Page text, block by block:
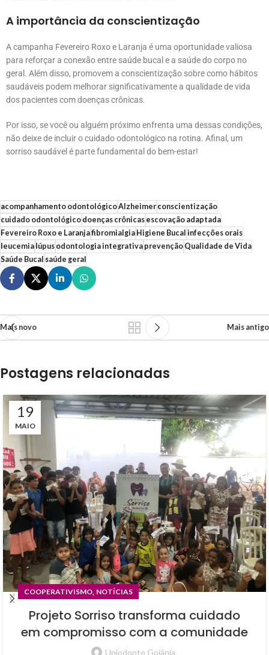
A importância da conscientização
A campanha Fevereiro Roxo e Laranja é uma oportunidade valiosa
para reforçar a conexão entre saúde bucal e a saúde do corpo no
geral. Além disso, promovem a conscientização sobre como hábitos
saudáveis podem melhorar significativamente a qualidade de vida
dos pacientes com doenças crônicas.
Por isso, se você ou alguém próximo enfrenta uma dessas condições,
não deixe de incluir o cuidado odontológico na rotina. Afinal, um
sorriso saudável é parte fundamental do bem-estar!
acompanhamento odontológicoAlzheimerconscientização
cuidado odontológicodoenças crônicasescovação adaptada
Fevereiro Roxo e LaranjafibromialgiaHigiene Bucal infecções orais
leucemialúpusodontologia integrativaprevençãoQualidade de Vida
Saúde Bucal saúde geral
Mais novo Mais antigo
Postagens relacionadas
19
MAIO
COOPERATIVISMO, NOTÍCIAS
Projeto Sorriso transforma cuidado
em compromisso com a comunidade
Uniodonto Goiânia